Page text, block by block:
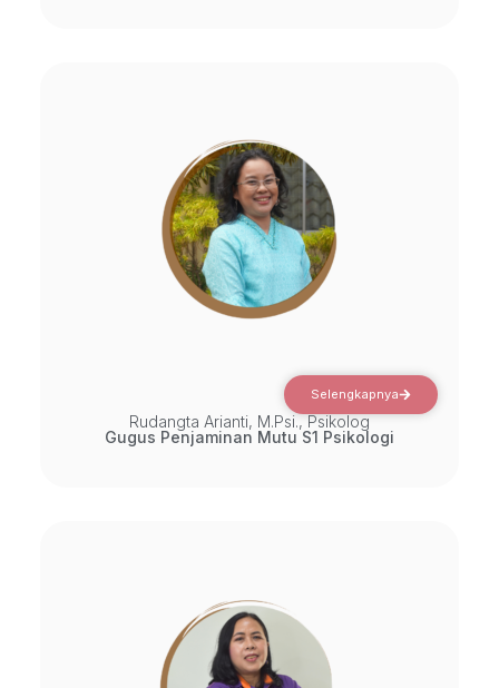
Selengkapnya
Rudangta Arianti, M.Psi., Psikolog
Gugus Penjaminan Mutu S1 Psikologi